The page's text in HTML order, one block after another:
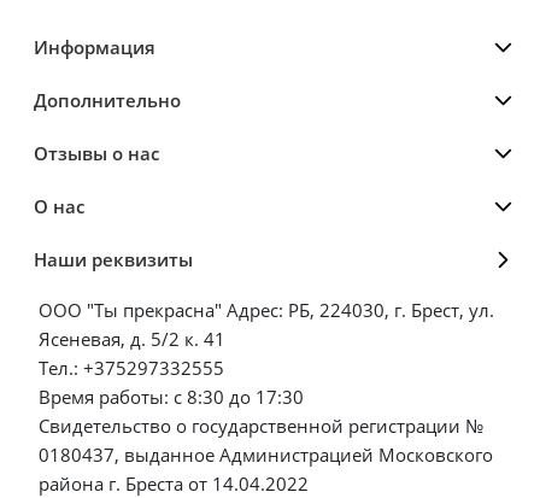
Информация
Дополнительно
Отзывы о нас
О нас
Наши реквизиты
ООО "Ты прекрасна" Адрес: РБ, 224030, г. Брест, ул.
Ясеневая, д. 5/2 к. 41
Тел.: +375297332555
Время работы: с 8:30 до 17:30
Свидетельство о государственной регистрации №
0180437, выданное Администрацией Московского
района г. Бреста от 14.04.2022